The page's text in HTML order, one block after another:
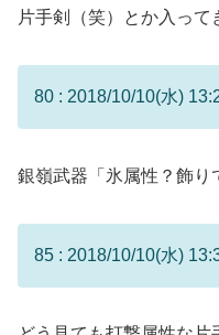
片手剣（笑）とか入って
80 : 2018/10/10(水)
銀嶺武器「氷属性？飾り
85 : 2018/10/10(水)